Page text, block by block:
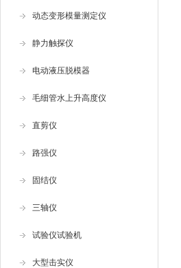
动态变形模量测定仪
静力触探仪
电动液压脱模器
毛细管水上升高度仪
直剪仪
路强仪
固结仪
三轴仪
试验仪试验机
大型击实仪